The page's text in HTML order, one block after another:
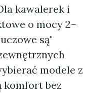
kawalerek i
o mocy 2–
są"
modele z
komfort bez